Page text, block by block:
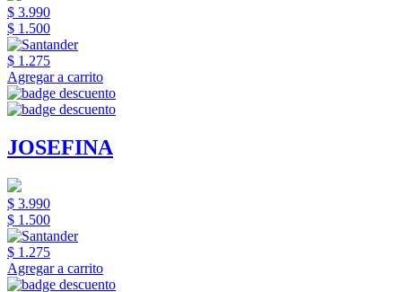
$ 3.990
$ 1.500
$ 1.275
Agregar a carrito
JOSEFINA
$ 3.990
$ 1.500
$ 1.275
Agregar a carrito